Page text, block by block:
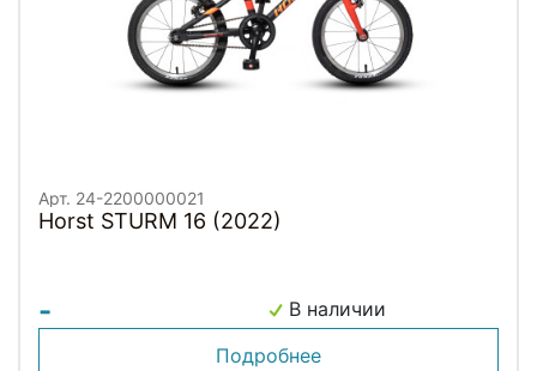
Арт. 24-2200000021
Horst STURM 16 (2022)
-
В наличии
Подробнее